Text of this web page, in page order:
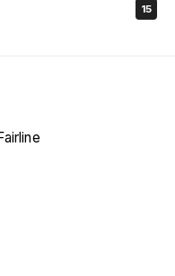
15